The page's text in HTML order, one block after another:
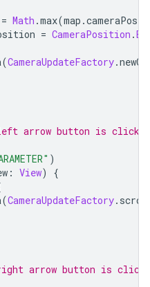
= Math .max(map .
= CameraPosition .
(CameraUpdateFactory.
button is clicked.
)
: View)
{
(CameraUpdateFactory.
arrow button is